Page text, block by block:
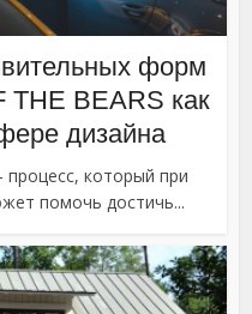
форм
THE BEARS как
дизайна
процесс, который при
помочь достичь...